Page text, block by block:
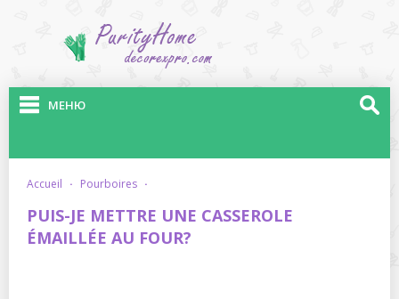
МЕНЮ
accueil · pourboires ·
PUIS-JE METTRE UNE CASSEROLE
ÉMAILLÉE AU FOUR?